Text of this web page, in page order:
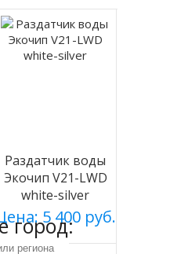
Раздатчик воды
Экочип V21-LWD
white-silver
5 400 руб.
город: